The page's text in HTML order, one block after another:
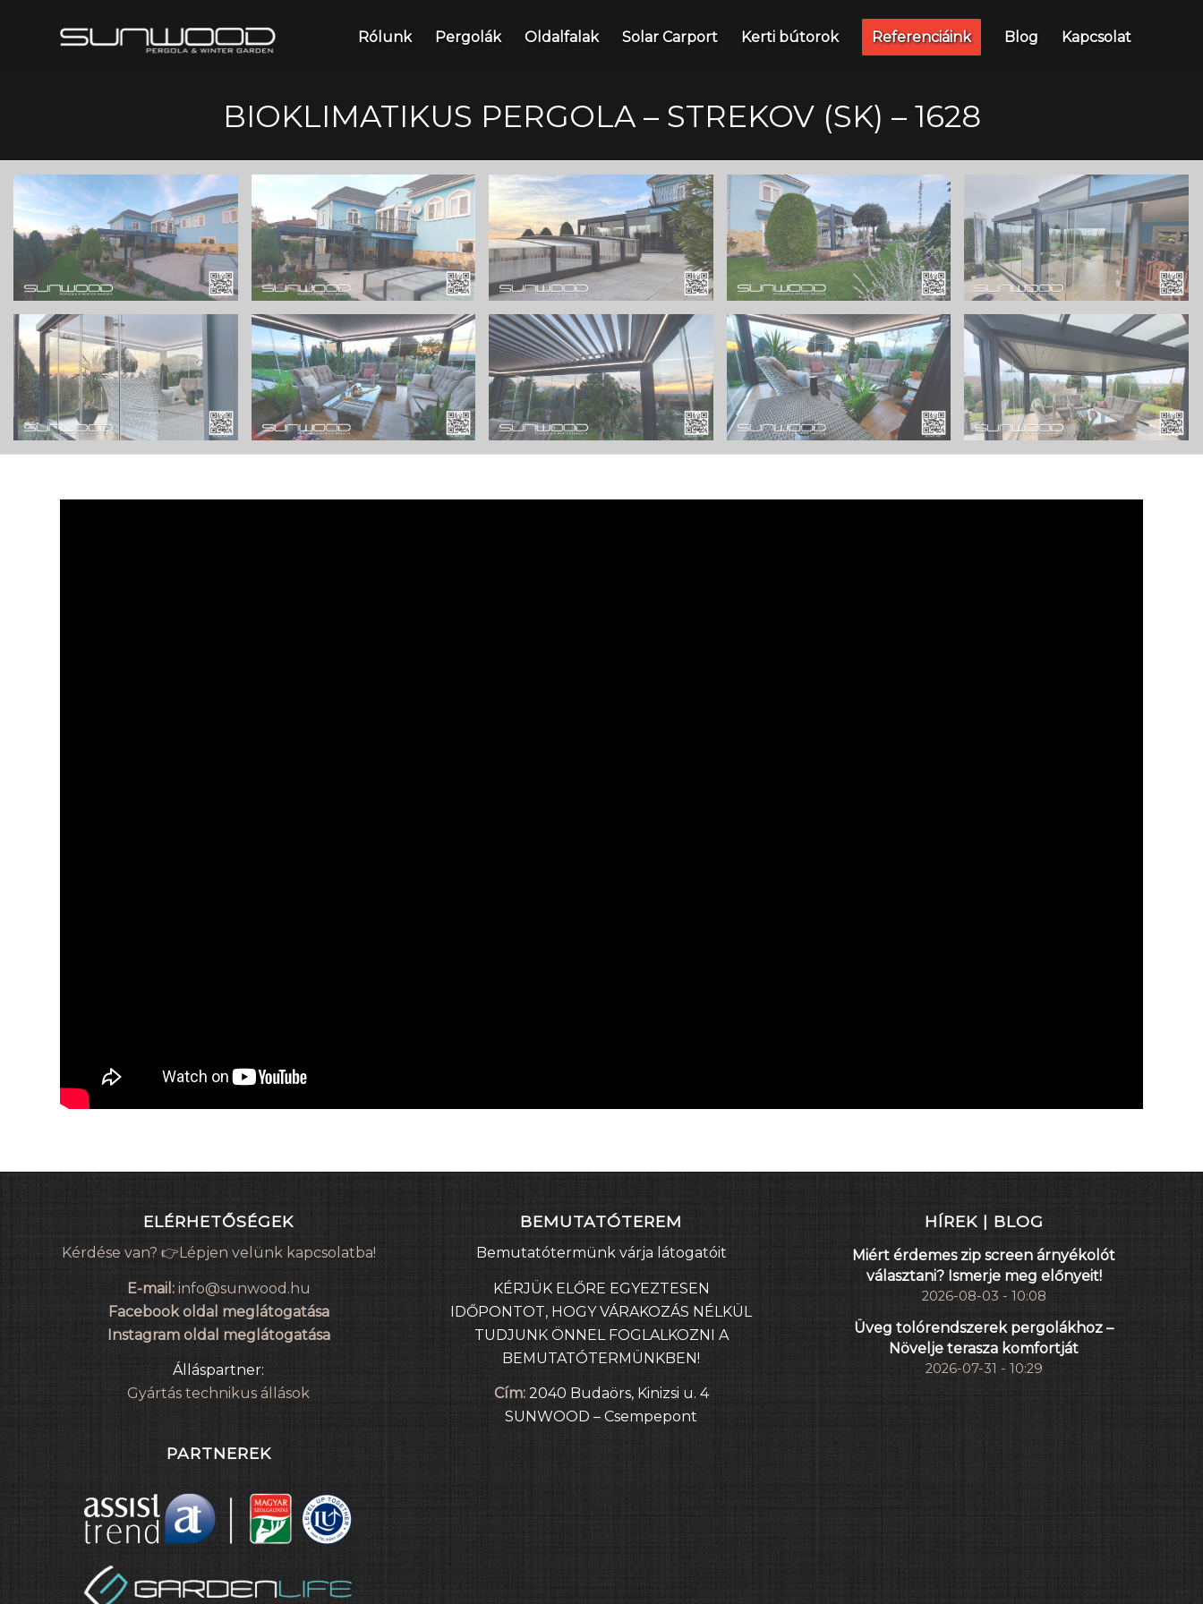
Rólunk Pergolák Oldalfalak Solar Carport Kerti bútorok Referenciáink Blog Kapcsolat
BIOKLIMATIKUS PERGOLA – STREKOV (SK) – 1628
ELÉRHETŐSÉGEK
Kérdése van? 👉Lépjen velünk kapcsolatba!
E-mail: info@sunwood.hu
Facebook oldal meglátogatása
Instagram oldal meglátogatása
Álláspartner:
Gyártás technikus állások
PARTNEREK
BEMUTATÓTEREM
Bemutatótermünk várja látogatóit
KÉRJÜK ELŐRE EGYEZTESEN
IDŐPONTOT, HOGY VÁRAKOZÁS NÉLKÜL
TUDJUNK ÖNNEL FOGLALKOZNI A
BEMUTATÓTERMÜNKBEN!
Cím:2040 Budaörs, Kinizsi u. 4
SUNWOOD – Csempepont
HÍREK | BLOG
Miért érdemes zip screen árnyékolót
választani? Ismerje meg előnyeit!
2026-08-03 - 10:08
Üveg tolórendszerek pergolákhoz –
Növelje terasza komfortját
2026-07-31 - 10:29